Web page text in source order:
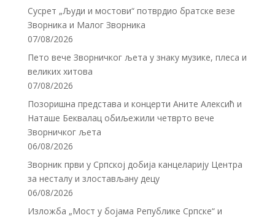
Сусрет „Људи и мостови“ потврдио братске везе
Зворника и Малог Зворника
07/08/2026
Пето вече Зворничког љета у знаку музике, плеса и
великих хитова
07/08/2026
Позоришна представа и концерти Аните Алексић и
Наташе Беквалац обиљежили четврто вече
Зворничког љета
06/08/2026
Зворник први у Српској добија канцеларију Центра
за несталу и злостављану децу
06/08/2026
Изложба „Мост у бојама Републике Српске“ и